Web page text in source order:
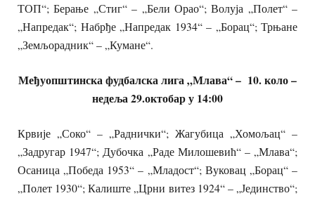
ТОП“; Берање „Стиг“ – „Бели Орао“; Волуја „Полет“ –
„Напредак“; Набрђе „Напредак 1934“ – „Борац“; Трњане
„Земљорадник“ – „Кумане“.
Међуопштинска фудбалска лига „Млава“– 10. коло –
недеља 29.октобар у 14:00
Крвије „Соко“ – „Раднички“; Жагубица „Хомољац“ –
„Задругар 1947“; Дубочка „Раде Милошевић“ – „Млава“;
Осаница „Победа 1953“ – „Младост“; Вуковац „Борац“ –
„Полет 1930“; Калиште „Црни витез 1924“ – „Јединство“;